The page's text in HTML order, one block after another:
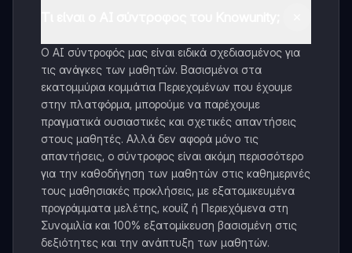
Ο AI σύντροφός μας είναι ειδικά σχεδιασμένος για
τις ανάγκες των μαθητών. Βασισμένοι στα
εκατομμύρια κομμάτια Περιεχομένων που έχουμε
στην πλατφόρμα, μπορούμε να παρέχουμε
πραγματικά ουσιαστικές και σχετικές απαντήσεις
στους μαθητές. Αλλά δεν αφορά μόνο τις
απαντήσεις, ο σύντροφος είναι ακόμη περισσότερο
για την καθοδήγηση των μαθητών στις καθημερινές
τους μαθησιακές προκλήσεις, με εξατομικευμένα
προγράμματα μελέτης, κουίζ ή Περιεχόμενα στη
Συνομιλία και 100% εξατομίκευση βασισμένη στις
δεξιότητες και την ανάπτυξη των μαθητών.